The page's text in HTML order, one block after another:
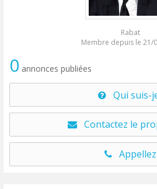
Rabat
Membre depuis le 21/
0 annonces publiées
Qui suis-
Contactez le
Appellez